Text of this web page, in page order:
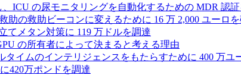
、ICU の尿モニタリングを自動化するための MDR 認
助の救助ビーコンに変えるために 16 万 2,000 ユーロ
てメタン対策に 119 万ドルを調達
の所有者によって決まると考える理由
タイムのインテリジェンスをもたらすために 400 万ユ
420万ポンドを調達